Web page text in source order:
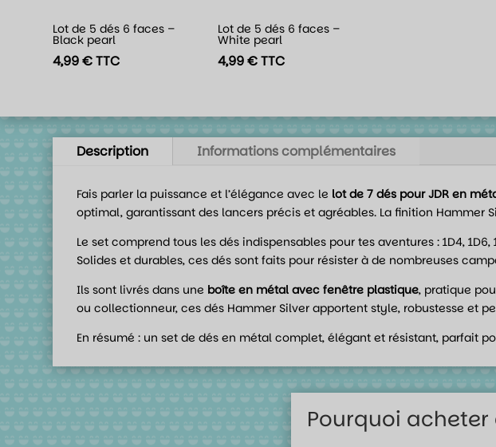
Lot de 5 dés 6 faces –
Black pearl
4,99€TTC
Lot de 5 dés 6 faces –
White pearl
4,99€TTC
Description Informations complémentaires
Fais parler la puissance et l’élégance avec le lot de 7 dés pour JDR en
optimal, garantissant des lancers précis et agréables. La finition
Le set comprend tous les dés indispensables pour tes aventures : 1D4,
Solides et durables, ces dés sont faits pour résister à de nombreuses
Ils sont livrés dans une boîte en métal avec fenêtre plastique, pratique
ou collectionneur, ces dés Hammer Silver apportent style, robustesse et
En résumé : un set de dés en métal complet, élégant et résistant, parfait
Pourquoi acheter